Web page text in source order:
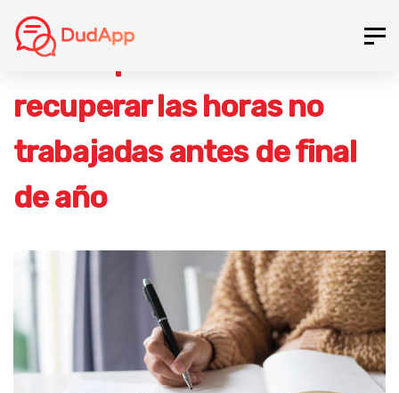
Skip
links
Skip
Los empleados deben
recuperar las horas no
trabajadas antes de final
de año